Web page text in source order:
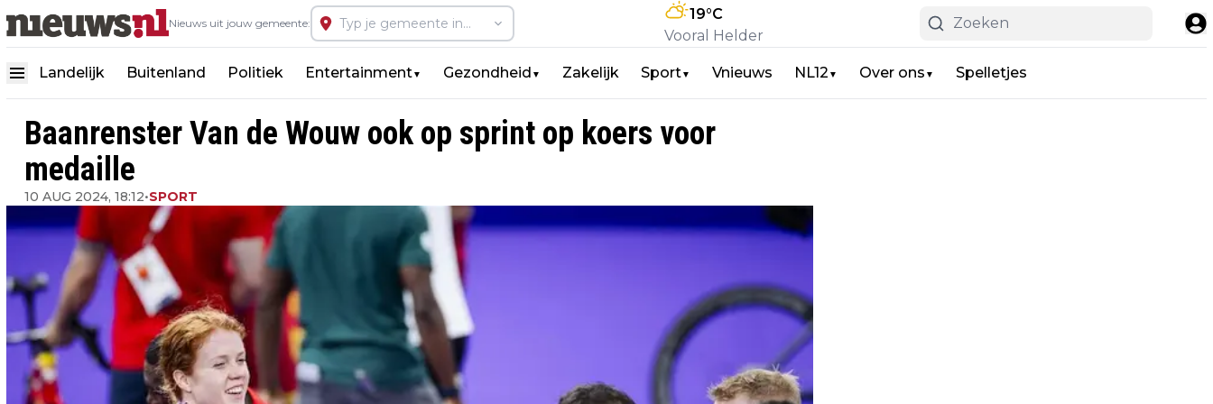
Nieuws uit jouw gemeente:
19°C
Vooral Helder
Landelijk Buitenland Politiek Entertainment▼ Gezondheid ▼ Zakelijk Sport▼ Vnieuws NL12 ▼ Over ons ▼ Spelletjes
Baanrenster Van de Wouw ook op sprint op koers voor
medaille
10 AUG 2024, 18:12•SPORT